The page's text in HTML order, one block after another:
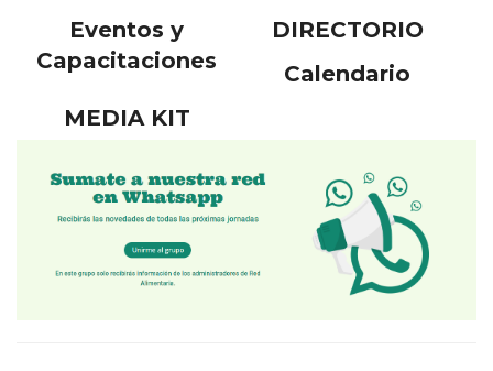
Eventos y
Capacitaciones
DIRECTORIO
Calendario
MEDIA KIT